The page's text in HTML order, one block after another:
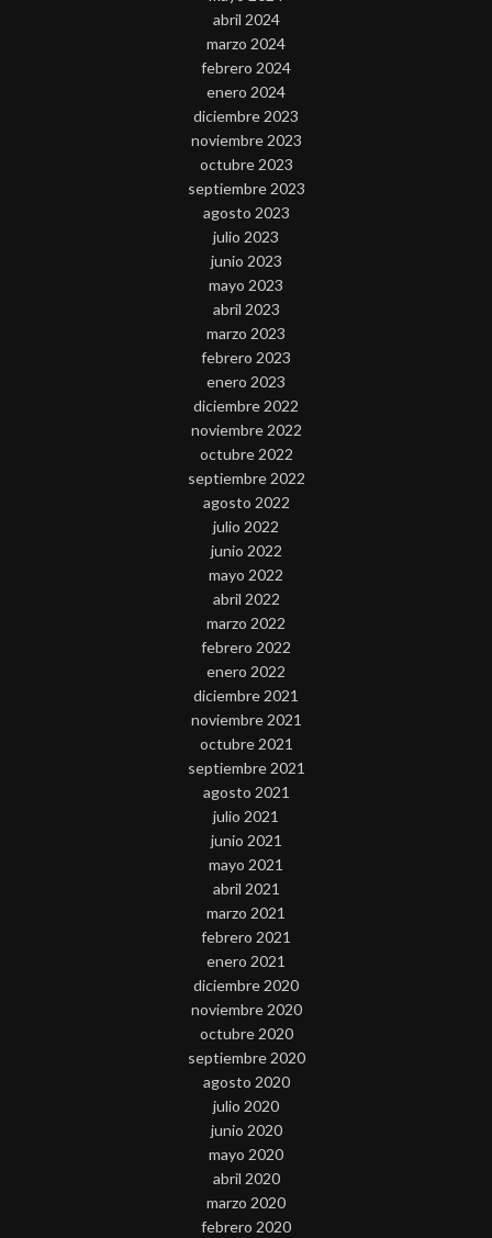
abril 2024
marzo 2024
febrero 2024
enero 2024
diciembre 2023
noviembre 2023
octubre 2023
septiembre 2023
agosto 2023
julio 2023
junio 2023
mayo 2023
abril 2023
marzo 2023
febrero 2023
enero 2023
diciembre 2022
noviembre 2022
octubre 2022
septiembre 2022
agosto 2022
julio 2022
junio 2022
mayo 2022
abril 2022
marzo 2022
febrero 2022
enero 2022
diciembre 2021
noviembre 2021
octubre 2021
septiembre 2021
agosto 2021
julio 2021
junio 2021
mayo 2021
abril 2021
marzo 2021
febrero 2021
enero 2021
diciembre 2020
noviembre 2020
octubre 2020
septiembre 2020
agosto 2020
julio 2020
junio 2020
mayo 2020
abril 2020
marzo 2020
febrero 2020